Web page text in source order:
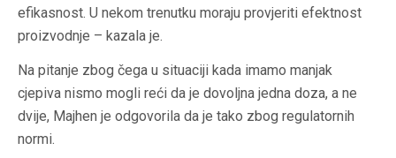
efikasnost. U nekom trenutku moraju provjeriti efektnost
proizvodnje – kazala je.
Na pitanje zbog čega u situaciji kada imamo manjak
cjepiva nismo mogli reći da je dovoljna jedna doza, a ne
dvije, Majhen je odgovorila da je tako zbog regulatornih
normi.